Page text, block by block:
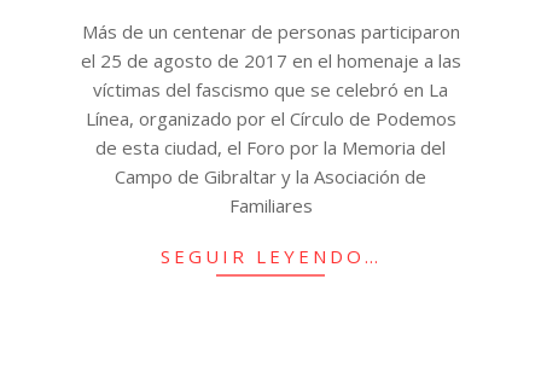
Más de un centenar de personas participaron
el 25 de agosto de 2017 en el homenaje a las
víctimas del fascismo que se celebró en La
Línea, organizado por el Círculo de Podemos
de esta ciudad, el Foro por la Memoria del
Campo de Gibraltar y la Asociación de
Familiares
SEGUIR LEYENDO…